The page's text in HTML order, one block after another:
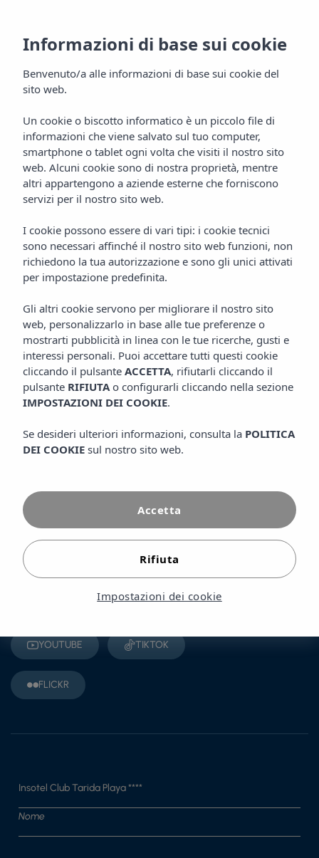
Contattare Insotel
Club Tarida Playa
Inizio Hotel
Ibiza
Insotel Club Tarida Playa ****
Contatto
Siamo a vostra disposizione
prima, durante e dopo il vostro
soggiorno
Se hai una domanda, hai bisogno di ulteriori informazioni o
desideri risolvere qualsiasi domanda prima di prenotare, il
dettagli su camere, servizi, posizione, offerte o sul nostro
programma All Inclusive Gold, saremo felici di aiutarti
affinché la tua esperienza di viaggio inizi in completa
tranquillità.
Puoi contattarci via email, telefonicamente, di persona alla
reception oppure inviandoci il tuo messaggio utilizzando il
modulo disponibile in questa pagina. Ti risponderemo il
prima possibile.
VEDI DI PIÙ
CHIAMACI
Seguici
FACEBOOK
YOUTUBE TIKTOK
FLICKR
Informazioni di base sui cookie
Benvenuto/a alle informazioni di base sui cookie del
sito web.
Un cookie o biscotto informatico è un piccolo file di
informazioni che viene salvato sul tuo computer,
smartphone o tablet ogni volta che visiti il nostro sito
web. Alcuni cookie sono di nostra proprietà, mentre
altri appartengono a aziende esterne che forniscono
servizi per il nostro sito web.
I cookie possono essere di vari tipi: i cookie tecnici
sono necessari affinché il nostro sito web funzioni, non
richiedono la tua autorizzazione e sono gli unici attivati
per impostazione predefinita.
Gli altri cookie servono per migliorare il nostro sito
web, personalizzarlo in base alle tue preferenze o
mostrarti pubblicità in linea con le tue ricerche, gusti e
interessi personali. Puoi accettare tutti questi cookie
cliccando il pulsante ACCETTA, rifiutarli cliccando il
pulsante RIFIUTAo configurarli cliccando nella sezione
IMPOSTAZIONI DEI COOKIE.
Se desideri ulteriori informazioni, consulta la POLITICA
DEI COOKIE sul nostro sito web.
Impostazioni dei cookie
Rifiuta
Accetta